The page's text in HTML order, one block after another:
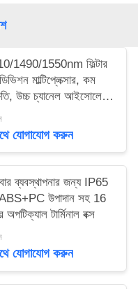
1490/1550nm ফিল্টার
মাল্টিপ্লেক্সার, কম
উচ্চ চ্যানেল আইসোলেশন
মুক্ত অপটিক্যাল পাথ সহ
যোগাযোগ করুন
ব্যবস্থাপনার জন্য IP65
ABS+PC উপাদান সহ 16
টার্মিনাল বক্স
যোগাযোগ করুন